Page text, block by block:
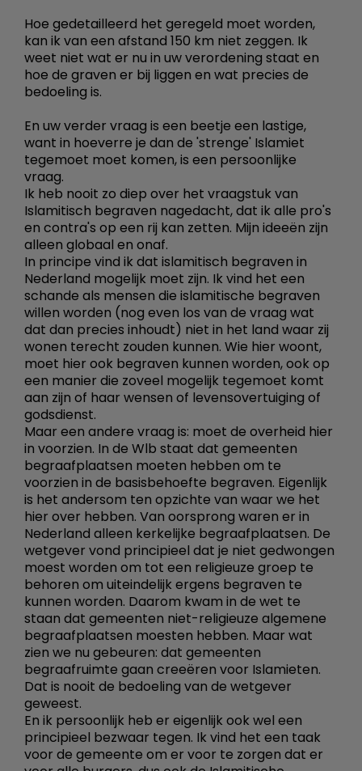
Hoe gedetailleerd het geregeld moet worden,
kan ik van een afstand 150 km niet zeggen. Ik
weet niet wat er nu in uw verordening staat en
hoe de graven er bij liggen en wat precies de
bedoeling is.
En uw verder vraag is een beetje een lastige,
want in hoeverre je dan de 'strenge' Islamiet
tegemoet moet komen, is een persoonlijke
vraag.
Ik heb nooit zo diep over het vraagstuk van
Islamitisch begraven nagedacht, dat ik alle pro's
en contra's op een rij kan zetten. Mijn ideeën zijn
alleen globaal en onaf.
In principe vind ik dat islamitisch begraven in
Nederland mogelijk moet zijn. Ik vind het een
schande als mensen die islamitische begraven
willen worden (nog even los van de vraag wat
dat dan precies inhoudt) niet in het land waar zij
wonen terecht zouden kunnen. Wie hier woont,
moet hier ook begraven kunnen worden, ook op
een manier die zoveel mogelijk tegemoet komt
aan zijn of haar wensen of levensovertuiging of
godsdienst.
Maar een andere vraag is: moet de overheid hier
in voorzien. In de Wlb staat dat gemeenten
begraafplaatsen moeten hebben om te
voorzien in de basisbehoefte begraven. Eigenlijk
is het andersom ten opzichte van waar we het
hier over hebben. Van oorsprong waren er in
Nederland alleen kerkelijke begraafplaatsen. De
wetgever vond principieel dat je niet gedwongen
moest worden om tot een religieuze groep te
behoren om uiteindelijk ergens begraven te
kunnen worden. Daarom kwam in de wet te
staan dat gemeenten niet-religieuze algemene
begraafplaatsen moesten hebben. Maar wat
zien we nu gebeuren: dat gemeenten
begraafruimte gaan creeëren voor Islamieten.
Dat is nooit de bedoeling van de wetgever
geweest.
En ik persoonlijk heb er eigenlijk ook wel een
principieel bezwaar tegen. Ik vind het een taak
voor de gemeente om er voor te zorgen dat er